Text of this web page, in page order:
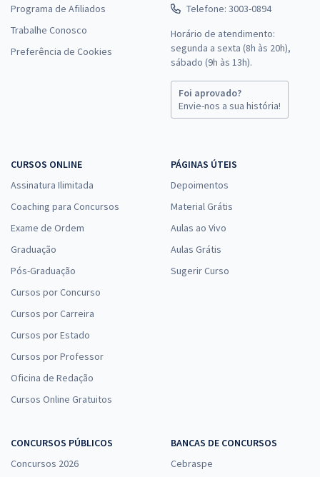
Programa de Afiliados
Trabalhe Conosco
Preferência de Cookies
Telefone: 3003-0894
Horário de atendimento:
segunda a sexta (8h às 20h),
sábado (9h às 13h).
Foi aprovado?
Envie-nos a sua história!
CURSOS ONLINE
Assinatura Ilimitada
Coaching para Concursos
Exame de Ordem
Graduação
Pós-Graduação
Cursos por Concurso
Cursos por Carreira
Cursos por Estado
Cursos por Professor
Oficina de Redação
Cursos Online Gratuitos
PÁGINAS ÚTEIS
Depoimentos
Material Grátis
Aulas ao Vivo
Aulas Grátis
Sugerir Curso
CONCURSOS PÚBLICOS
Concursos 2026
BANCAS DE CONCURSOS
Cebraspe